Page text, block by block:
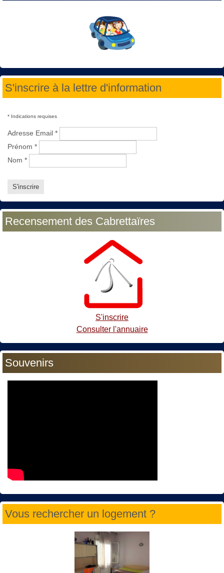
S'inscrire à la lettre d'information
* Indications requises
Adresse Email *
Prénom *
Nom *
Recensement des Cabrettaïres
S'inscrire
Consulter l'annuaire
Souvenirs
Vous rechercher un logement ?